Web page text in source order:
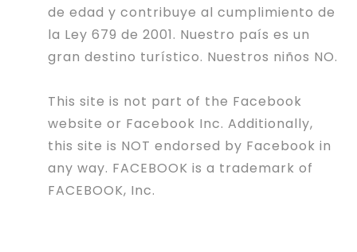
de edad y contribuye al cumplimiento de
la Ley 679 de 2001. Nuestro país es un
gran destino turístico. Nuestros niños NO.
This site is not part of the Facebook
website or Facebook Inc. Additionally,
this site is NOT endorsed by Facebook in
any way. FACEBOOK is a trademark of
FACEBOOK, Inc.